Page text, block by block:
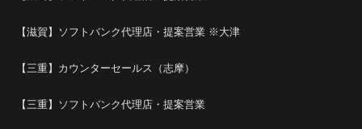
【滋賀】ソフトバンク代理店・提案営業 ※大津
【三重】カウンターセールス（志摩）
【三重】ソフトバンク代理店・提案営業